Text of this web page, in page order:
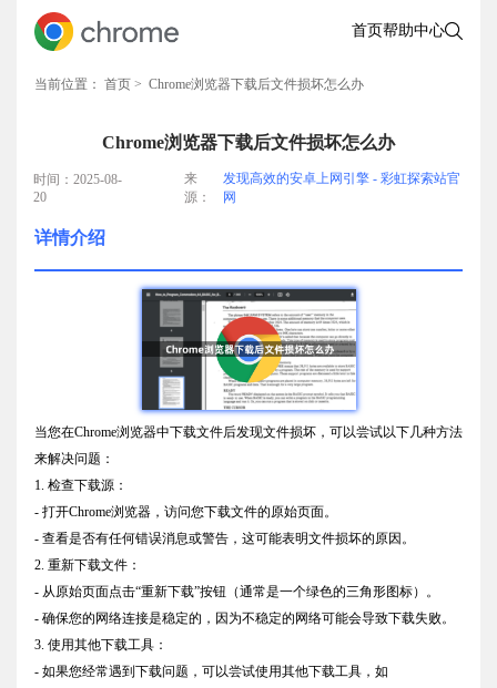
首页帮助中心
当前位置： 首页 > Chrome浏览器下载后文件损坏怎么办
Chrome浏览器下载后文件损坏怎么办
时间：2025-08-
20
来
源：
发现高效的安卓上网引擎 - 彩虹探索站官
网
详情介绍
当您在Chrome浏览器中下载文件后发现文件损坏，可以尝试以下几种方法
来解决问题：
1. 检查下载源：
- 打开Chrome浏览器，访问您下载文件的原始页面。
- 查看是否有任何错误消息或警告，这可能表明文件损坏的原因。
2. 重新下载文件：
- 从原始页面点击“重新下载”按钮（通常是一个绿色的三角形图标）。
- 确保您的网络连接是稳定的，因为不稳定的网络可能会导致下载失败。
3. 使用其他下载工具：
- 如果您经常遇到下载问题，可以尝试使用其他下载工具，如